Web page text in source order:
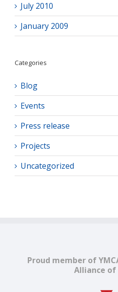
July 2010
January 2009
Categories
Blog
Events
Press release
Projects
Uncategorized
Proud member of
Alliance of